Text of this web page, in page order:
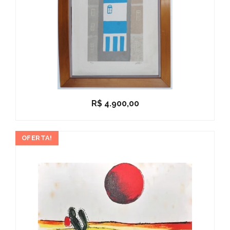
R$4.900,00
OFERTA!